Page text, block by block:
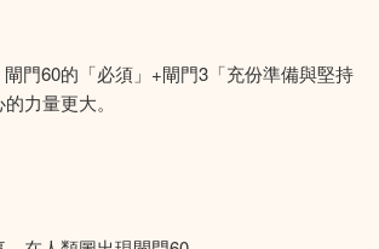
門60的「必須」+閘門3「充份準備與堅持
力量更大。